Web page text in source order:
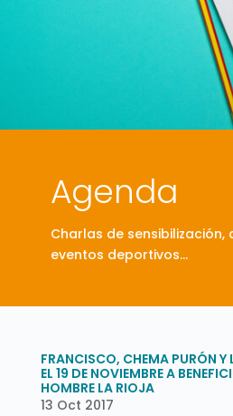
Agenda
Charlas de
eventos deportivos…
FRANCISCO, CHEMA PURÓN Y
EL 19 DE NOVIEMBRE A
HOMBRE LA RIOJA
13 Oct 2017